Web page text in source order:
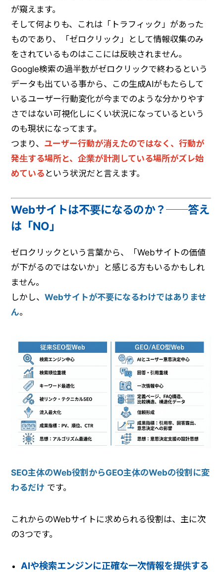
が窺えます。
そして何よりも、これは「トラフィック」があった
ものであり、「ゼロクリック」として情報収集のみ
をされているものはここには反映されません。
Google検索の過半数がゼロクリックで終わるという
データも出ている事から、この生成AIがもたらして
いるユーザー行動変化が今までのような分かりやす
さではない可視化しにくい状況になっているという
のも現状になってます。
つまり、 ユーザー行動が消えたのではなく、行動が
発生する場所と、企業が計測している場所がズレ始
めている という状況だと言えます。
Webサイトは不要になるのか？──答え
は「NO」
ゼロクリックという言葉から、「Webサイトの価値
が下がるのではないか」と感じる方もいるかもしれ
ません。
しかし、Webサイトが不要になるわけではありませ
ん。
SEO主体のWeb役割からGEO主体のWebの役割に変
わるだけ です。
これからのWebサイトに求められる役割は、主に次
の3つです。
AIや検索エンジンに正確な一次情報を提供する